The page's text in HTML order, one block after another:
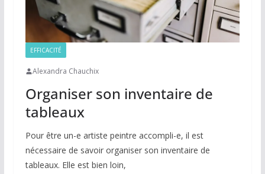
EFFICACITÉ
Alexandra Chauchix
Organiser son inventaire de
tableaux
Pour être un-e artiste peintre accompli-e, il est
nécessaire de savoir organiser son inventaire de
tableaux. Elle est bien loin,